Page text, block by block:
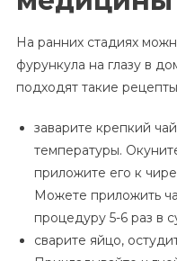
На ранних стадиях
фурункула на глазу в
подходят такие
заварите крепкий
температуры.
приложите его к
Можете приложить
процедуру 5-6 раз в
сварите яйцо,